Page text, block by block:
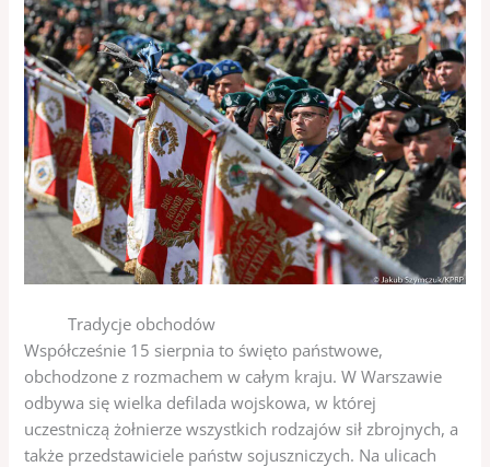
Tradycje obchodów
Współcześnie 15 sierpnia to święto państwowe,
obchodzone z rozmachem w całym kraju. W Warszawie
odbywa się wielka defilada wojskowa, w której
uczestniczą żołnierze wszystkich rodzajów sił zbrojnych, a
także przedstawiciele państw sojuszniczych. Na ulicach